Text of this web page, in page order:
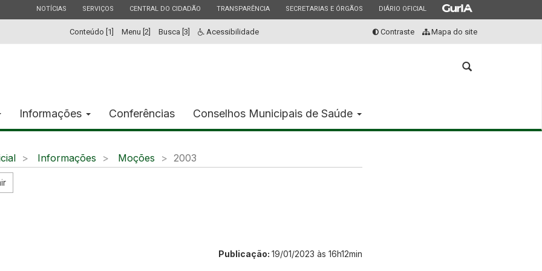
ESTADO
NOTÍCIAS ESTADO
SERVIÇOS ESTADO
CENTRAL DO CIDADÃO ESTADO
TRANSPARÊNCIA ESTADO
SECRETARIAS E ÓRGÃOS ESTADO
DIÁRIO OFICIAL ESTADO
Conteúdo [1] Menu [2] Busca [3] Acessibilidade Contraste Mapa do site
Abrir
Informações Conferências Conselhos Municipais de Saúde
Informações Moções 2003
Publicação: 19/01/2023 às 16h12min